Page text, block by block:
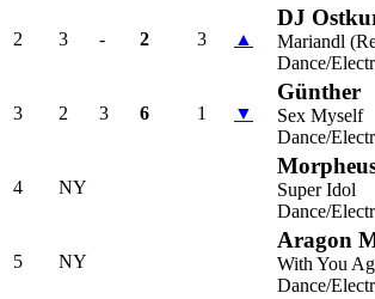
2 3 - 2 3 ▲
DJ
Mariandl
Dance/
3 2 3 6 1 ▼
Günther
Sex Myself
Dance/
4 NY
Super Idol
Dance/
5 NY
Aragon
With You
Dance/